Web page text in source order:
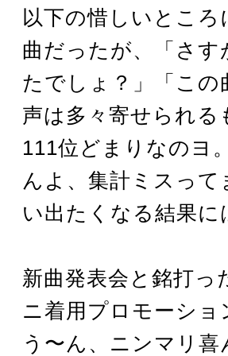
以下の惜しいとこ
曲だったが、「さ
たでしょ？」「こ
声は多々寄せられ
111位どまりなのヨ
んよ、集計ミスっ
い出たくなる結果
新曲発表会と銘打っ
ニ着用プロモーシ
う〜ん、ニンマリ喜